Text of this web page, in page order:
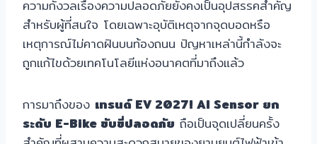
ความกังวลเรื่องความปลอดภัยยังคงเป็นอุปสรรคสำคัญ
สำหรับผู้ที่สนใจ โดยเฉพาะอุบัติเหตุจากจุดบอดหรือ
เหตุการณ์ไม่คาดฝันบนท้องถนน ปัญหาเหล่านี้กำลังจะ
ถูกแก้ไขด้วยเทคโนโลยีแห่งอนาคตที่มาถึงแล้ว
การมาถึงของ เทรนด์ EV 2027! AI Sensor ยก
ระดับ E-Bike ขับขี่ปลอดภัย ถือเป็นจุดเปลี่ยนครั้ง